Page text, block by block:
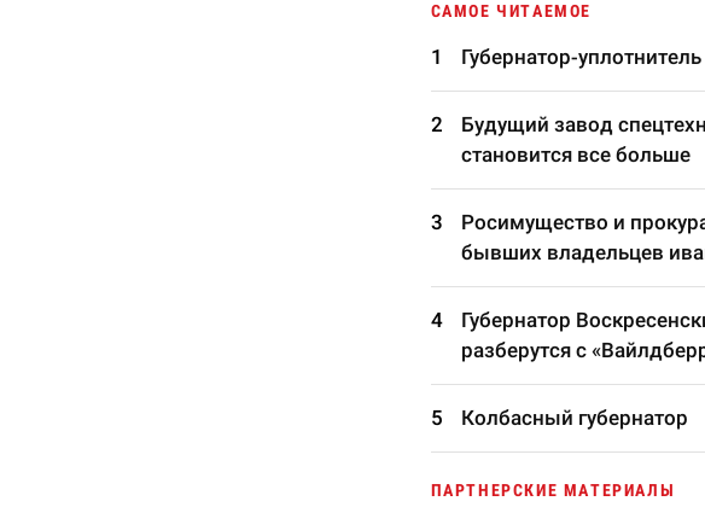
САМОЕ ЧИТАЕМОЕ
Губернатор-уплотнитель
Будущий завод
становится все больше
Росимущество и
бывших владельцев
Губернатор
разберутся с
Колбасный губернатор
ПАРТНЕРСКИЕ МАТЕРИАЛЫ